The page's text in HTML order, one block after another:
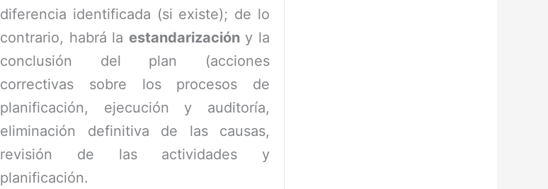
diferencia identificada (si existe); de lo
contrario, habrá la estandarizacióny la
conclusión del plan (acciones
correctivas sobre los procesos de
planificación, ejecución y auditoría,
eliminación definitiva de las causas,
revisión de las actividades y
planificación.